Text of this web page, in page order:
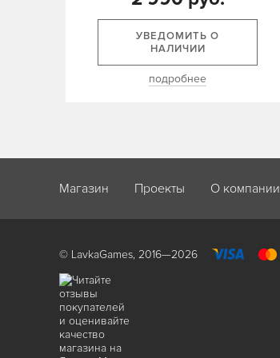
УВЕДОМИТЬ О
НАЛИЧИИ
подробнее
Магазин Проекты О компании
© LavkaGames, 2016—2026